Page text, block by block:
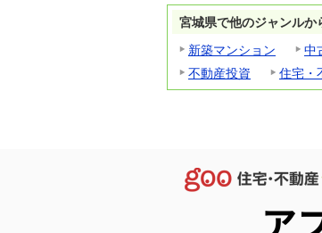
宮城県で他のジャンルか
新築マンション
中
不動産投資
住宅・